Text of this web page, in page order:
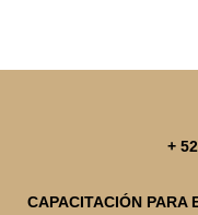
+
CAPACITACIÓN PARA